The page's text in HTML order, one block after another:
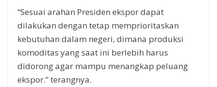
“Sesuai arahan Presiden ekspor dapat
dilakukan dengan tetap memprioritaskan
kebutuhan dalam negeri, dimana produksi
komoditas yang saat ini berlebih harus
didorong agar mampu menangkap peluang
ekspor.” terangnya.